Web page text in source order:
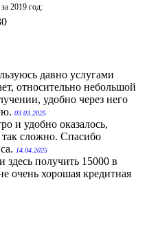
2019 год:
давно услугами
относительно небольшой
удобно через него
03.03.2025
и удобно оказалось,
сложно. Спасибо
14.04.2025
здесь получить 15000 в
очень хорошая кредитная